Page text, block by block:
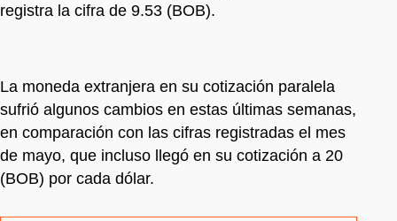
registra la cifra de 9.53 (BOB).
La moneda extranjera en su cotización paralela
sufrió algunos cambios en estas últimas semanas,
en comparación con las cifras registradas el mes
de mayo, que incluso llegó en su cotización a 20
(BOB) por cada dólar.